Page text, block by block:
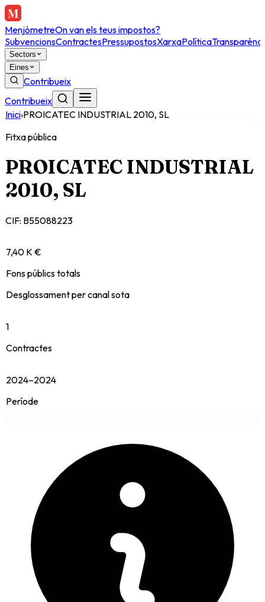
MenjòmetreOn van els teus impostos?
SubvencionsContractesPressupostosXarxaPolítica
Sectors
Eines
Contribueix
Contribueix
Inici›PROICATEC INDUSTRIAL 2010, SL
Fitxa pública
PROICATEC INDUSTRIAL
2010, SL
CIF: B55088223
7,40 K €
Fons públics totals
Desglossament per canal sota
1
Contractes
2024–2024
Període